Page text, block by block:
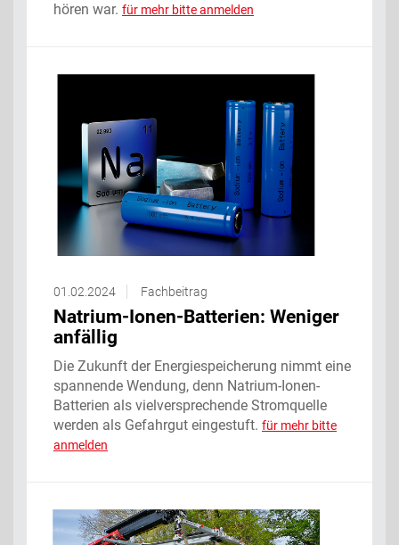
hören war. für mehr bitte anmelden
01.02.2024 Fachbeitrag
Natrium-Ionen-Batterien: Weniger
anfällig
Die Zukunft der Energiespeicherung nimmt eine
spannende Wendung, denn Natrium-Ionen-
Batterien als vielversprechende Stromquelle
werden als Gefahrgut eingestuft. für mehr bitte
anmelden